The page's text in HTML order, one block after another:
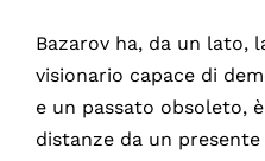
Bazarov ha, da un lato,
visionario capace di
e un passato obsoleto,
distanze da un